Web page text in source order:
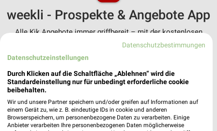
weekli - Prospekte & Angebote App
Alle Kik Angebote immer griffbereit – mit der kostenlosen
weekli App für iOS & Android.
✔Standortgenaue Angebote
✔Folge deinem Lieblingshändler
✔Push-Benachrichtigungen bei neuen Prospekten
✔Einkaufsliste - Einkauf stressfrei planen
JETZT LADEN UND SPAREN!
Datenschutzbestimmungen
Datenschutzeinstellungen
Durch Klicken auf die Schaltfläche „Ablehnen“ wird die
Standardeinstellung nur für unbedingt erforderliche cookie
beibehalten.
Wir und unsere Partner speichern und/oder greifen auf Informationen auf
einem Gerät zu, wie z. B. eindeutige IDs in cookie und anderen
Browserspeichern, um personenbezogene Daten zu verarbeiten. Einige
Anbieter verarbeiten Ihre personenbezogenen Daten möglicherweise